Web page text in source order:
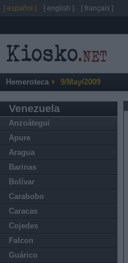
Hemeroteca 9/May/2009
Venezuela
Anzoátegui
Apure
Aragua
Barinas
Bolívar
Carabobo
Caracas
Cojedes
Falcon
Guárico
[ español ] [ english ] [ français ]